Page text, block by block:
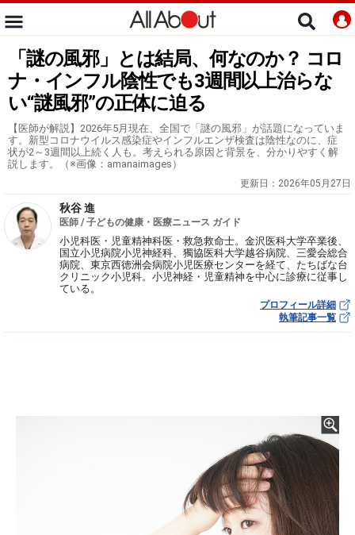
「謎の風邪」とは結局、何なのか？ コロ
ナ・インフル陰性でも3週間以上治らな
い“謎風邪”の正体に迫る
【医師が解説】2026年5月現在、全国で「謎の風邪」が話題になっていま
す。新型コロナウイルス感染症やインフルエンザ検査は陰性なのに、症
状が2～3週間以上続く人も。考えられる原因と背景を、分かりやすく解
説します。（※画像：amanaimages）
更新日： 2026年05月27日
秋谷 進
医師 / 子どもの健康・医療ニュース ガイド
小児科医・児童精神科医・救急救命士。金沢医科大学卒業後、
国立小児病院小児神経科、獨協医科大学越谷病院、三愛会総合
病院、東京西徳洲会病院小児医療センターを経て、たちばな台
クリニック小児科。小児神経・児童精神を中心に診療に従事し
ている。
プロフィール詳細
執筆記事一覧